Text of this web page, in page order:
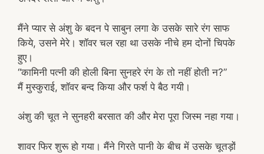
मैंने प्यार से अंशु के बदन पे साबुन लगा के उसके सारे रंग साफ
किये, उसने मेरे। शॉवर चल रहा था उसके नीचे हम दोनों चिपके
हुए।
“कामिनी पत्नी की होली बिना सुनहरे रंग के तो नहीं होती न?”
मैं मुस्कुराई, शॉवर बन्द किया और फर्श पे बैठ गयी।
अंशु की चूत ने सुनहरी बरसात की और मेरा पूरा जिस्म नहा गया।
शावर फिर शुरू हो गया। मैंने गिरते पानी के बीच में उसके चूतड़ों